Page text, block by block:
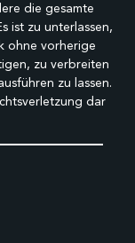
die gesamte
ist zu unterlassen,
ohne vorherige
zu verbreiten
zu lassen.
dar